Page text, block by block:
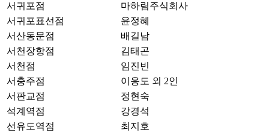
서귀포점
마하림주식회사
서귀포표선점
윤정혜
서산동문점
배길남
서천장항점
김태곤
서천점
임진빈
서충주점
이응도 외 2인
서판교점
정현숙
석계역점
강경석
선유도역점
최지호